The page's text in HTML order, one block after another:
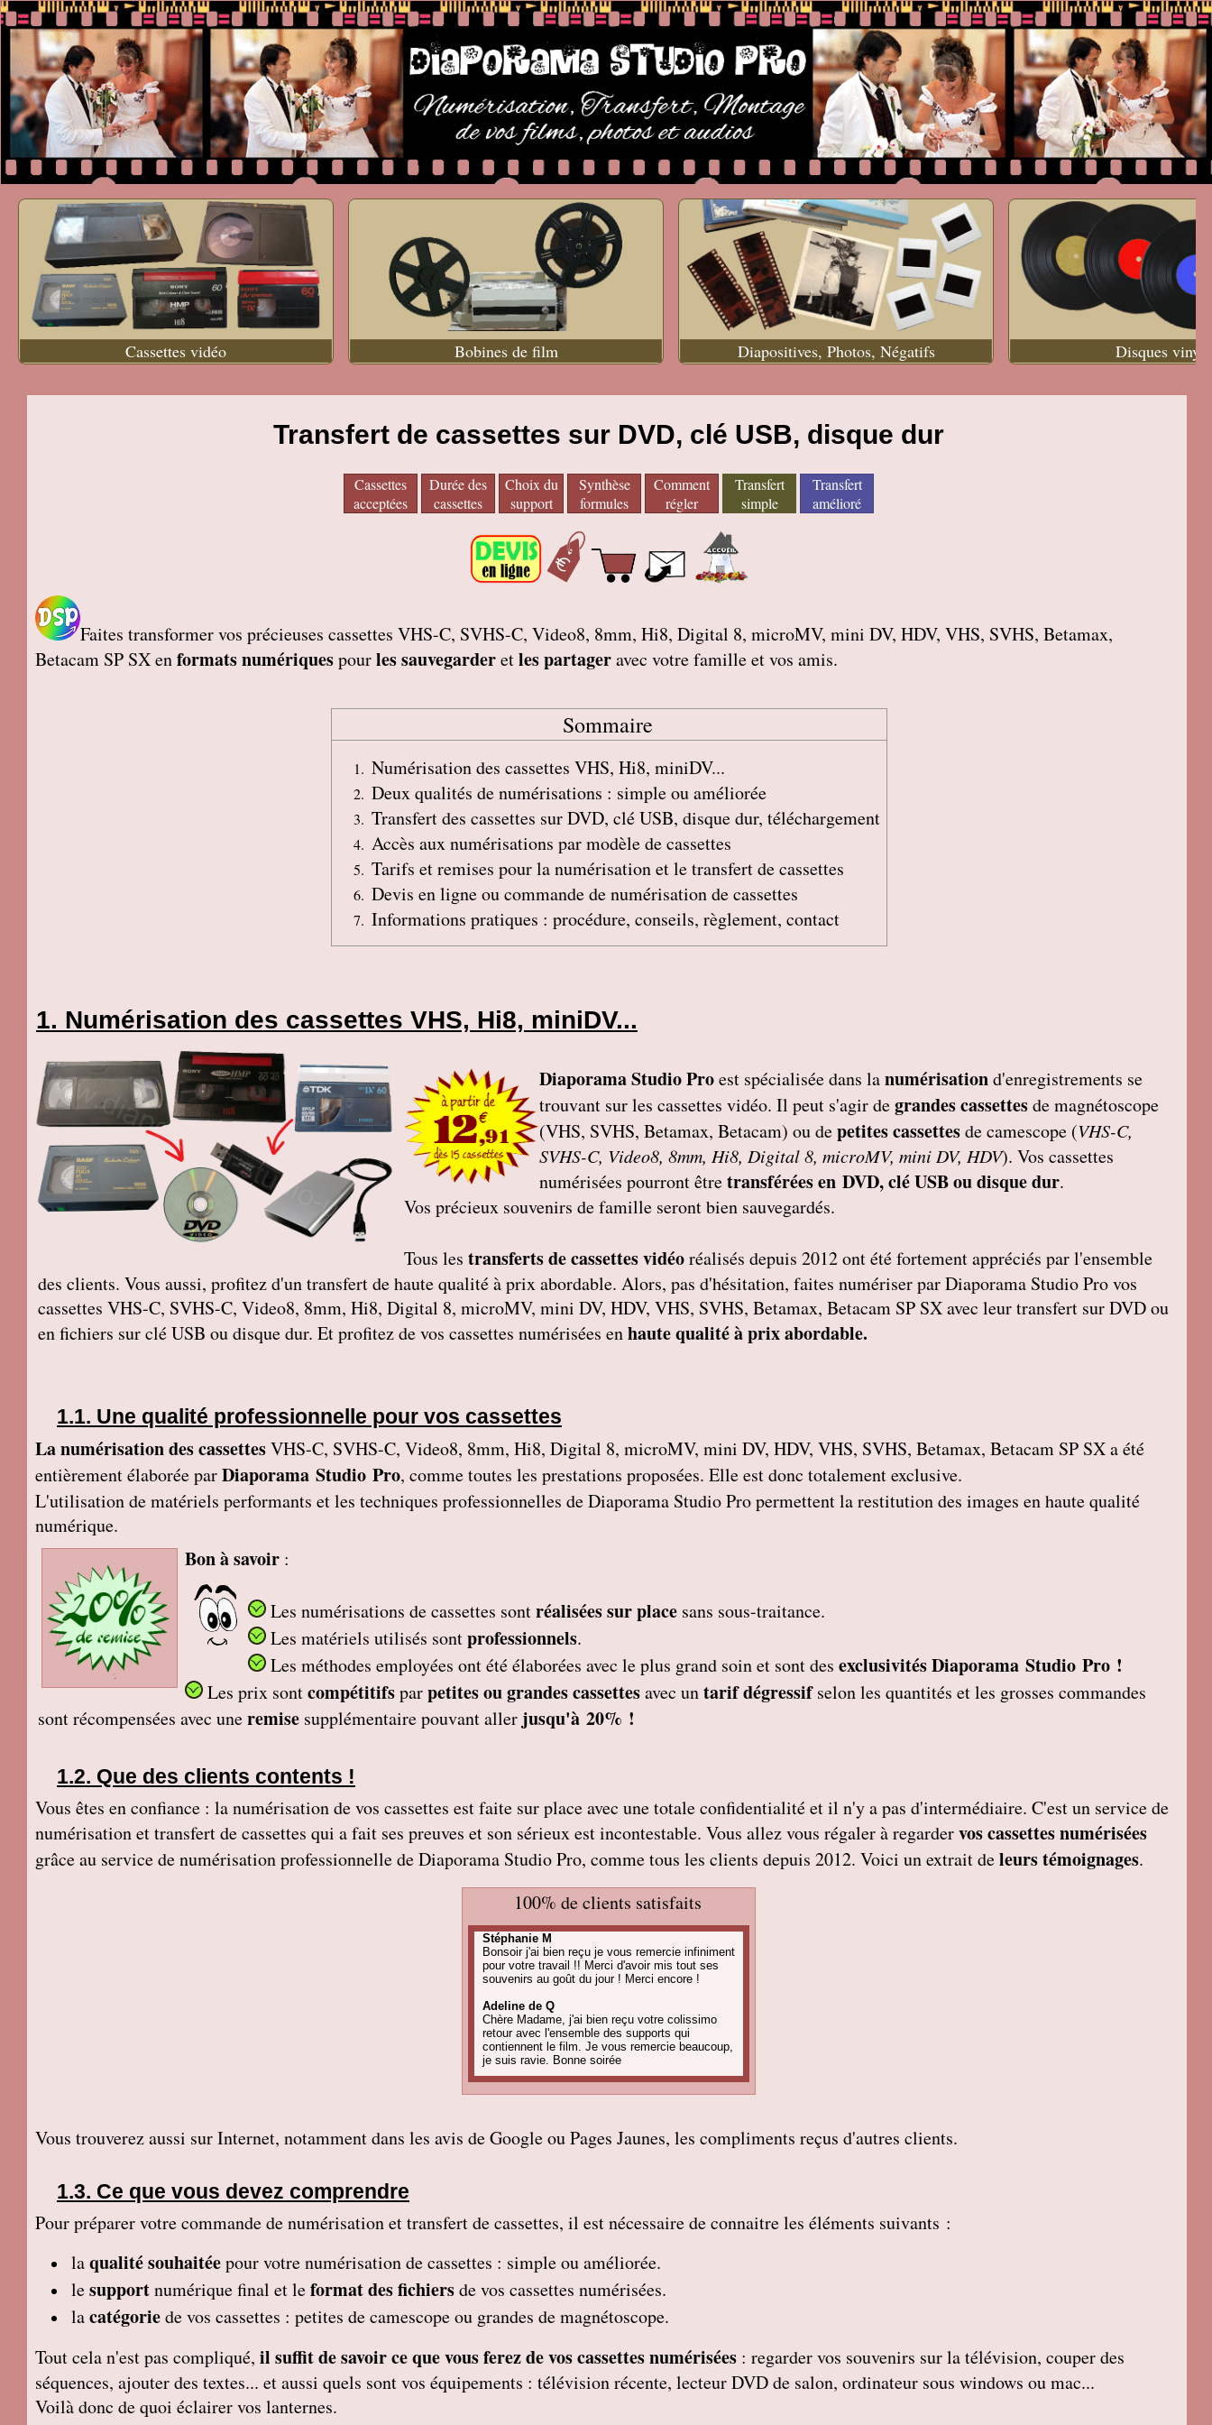
Cassettes vidéo Bobines de film Diapositives, Photos, Négatifs Disques
Transfert de cassettes sur DVD, clé USB, disque dur
Cassettes
acceptées
Durée des
cassettes
Choix du
support
Synthèse
formules
Comment
régler
Transfert
simple
Transfert
amélioré
Faites transformer vos précieuses cassettes VHS-C, SVHS-C, Video8, 8mm, Hi8, Digital 8, microMV, mini DV, HDV, VHS, SVHS, Betamax,
Betacam SP SX enformats numériquespourles sauvegarderetles partageravec votre famille et vos amis.
Sommaire
Numérisation des cassettes VHS, Hi8, miniDV...
Deux qualités de numérisations : simple ou améliorée
Transfert des cassettes sur DVD, clé USB, disque dur, téléchargement
Accès aux numérisations par modèle de cassettes
Tarifs et remises pour la numérisation et le transfert de cassettes
Devis en ligne ou commande de numérisation de cassettes
Informations pratiques : procédure, conseils, règlement, contact
Numérisation des cassettes VHS, Hi8, miniDV...
Diaporama Studio Proest spécialisée dans lanumérisationd'enregistrements se
trouvant sur les cassettes vidéo. Il peut s'agir degrandes cassettesde magnétoscope
(VHS, SVHS, Betamax, Betacam) ou depetites cassettesde camescope (VHS-C,
SVHS-C, Video8, 8mm, Hi8, Digital 8, microMV, mini DV, HDV). Vos cassettes
numérisées pourront êtretransférées en DVD, clé USB ou disque dur.
Vos précieux souvenirs de famille seront bien sauvegardés.
Tous les transferts de cassettes vidéoréalisés depuis 2012 ont été fortement appréciés par l'ensemble
des clients. Vous aussi, profitez d'un transfert de haute qualité à prix abordable. Alors, pas d'hésitation, faites numériser par Diaporama Studio Pro vos
cassettes VHS-C, SVHS-C, Video8, 8mm, Hi8, Digital 8, microMV, mini DV, HDV, VHS, SVHS, Betamax, Betacam SP SX avec leur transfert sur DVD ou
en fichiers sur clé USB ou disque dur. Et profitez de vos cassettes numérisées enhaute qualité à prix abordable.
Une qualité professionnelle pour vos cassettes
La numérisation des cassettesVHS-C, SVHS-C, Video8, 8mm, Hi8, Digital 8, microMV, mini DV, HDV, VHS, SVHS, Betamax, Betacam SP SX a été
entièrement élaborée parDiaporama Studio Pro, comme toutes les prestations proposées. Elle est donc totalement exclusive.
L'utilisation de matériels performants et les techniques professionnelles de Diaporama Studio Pro permettent la restitution des images en haute qualité
numérique.
Bon à savoir :
Les numérisations de cassettes sontréalisées sur place sans sous-traitance.
Les matériels utilisés sontprofessionnels.
Les méthodes employées ont été élaborées avec le plus grand soin et sont des exclusivités Diaporama Studio Pro !
Les prix sontcompétitifsparpetitesou grandes cassettesavec untarif dégressifselon les quantités et les grosses commandes
sont récompensées avec uneremise supplémentaire pouvant aller jusqu'à 20% !
Que des clients contents !
Vous êtes en confiance : la numérisation de vos cassettes est faite sur place avec une totale confidentialité et il n'y a pas d'intermédiaire. C'est un service de
numérisation et transfert de cassettes qui a fait ses preuves et son sérieux est incontestable. Vous allez vous régaler à regardervos cassettes numérisées
grâce au service de numérisation professionnelle de Diaporama Studio Pro, comme tous les clients depuis 2012. Voici un extrait deleurs témoignages.
100% de clients satisfaits
Stéphanie M
Bonsoir j'ai bien reçu je vous remercie infiniment
pour votre travail !! Merci d'avoir mis tout ses
souvenirs au goût du jour ! Merci encore !
Adeline de Q
Chère Madame, j'ai bien reçu votre colissimo
retour avec l'ensemble des supports qui
contiennent le film. Je vous remercie beaucoup,
je suis ravie. Bonne soirée
! Cordialement
Nadine H
Bonjour, on a bien reçu le colis on vous
Christian R
Encore une belle expérience, comme la
pouvoir nous faire revivre le passé Travail
raffiné, effectué consciencieusement , avec en
À recommander sans hésitation
Vous trouverez aussi sur Internet, notamment dans les avis de Google ou Pages Jaunes, les compliments reçus d'autres clients.
Ce que vous devez comprendre
Pour préparer votre commande de numérisation et transfert de cassettes, il est nécessaire de connaitre les éléments suivants :
laqualité souhaitéepour votre numérisation de cassettes : simple ou améliorée.
lesupportnumérique final et leformat des fichiersde vos cassettes numérisées.
lacatégoriede vos cassettes : petites de camescope ou grandes de magnétoscope.
Tout cela n'est pas compliqué, il suffit de savoir ce que vous ferez de vos cassettes numérisées : regarder vos souvenirs sur la télévision, couper des
séquences, ajouter des textes... et aussi quels sont vos équipements : télévision récente, lecteur DVD de salon, ordinateur sous windows ou mac...
Voilà donc de quoi éclairer vos lanternes.